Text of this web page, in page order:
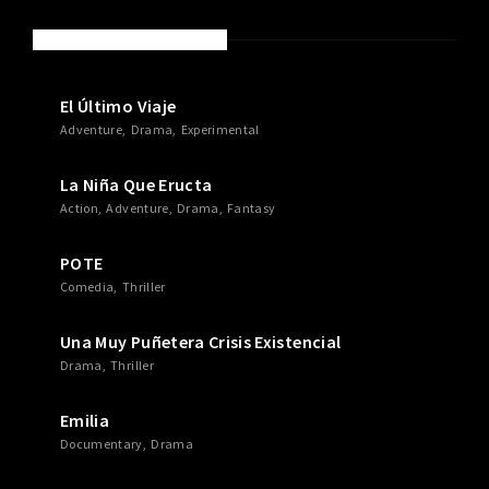
El Último Viaje
Adventure Drama Experimental
La Niña Que Eructa
Action Adventure Drama Fantasy
POTE
Comedia Thriller
Una Muy Puñetera Crisis Existencial
Drama Thriller
Emilia
Documentary Drama